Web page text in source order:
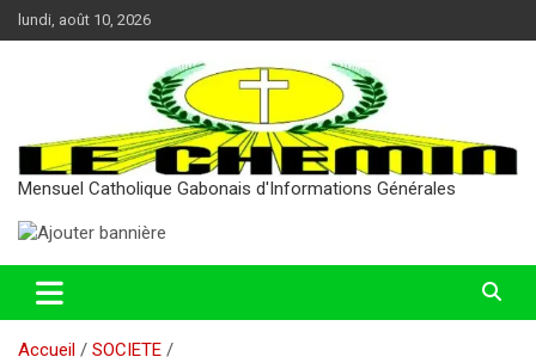
Aller
au
lundi, août 10, 2026
Mensuel Catholique Gabonais d'Informations Générales
Accueil
SOCIETE